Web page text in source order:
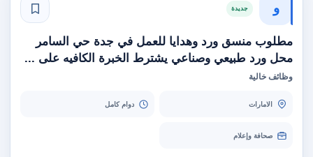
و جديدة
مطلوب منسق ورد وهدايا للعمل في جدة حي السامر
محل ورد طبيعي وصناعي يشترط الخبرة الكافيه على ...
وظائف خالية
الامارات دوام كامل
صحافة وإعلام